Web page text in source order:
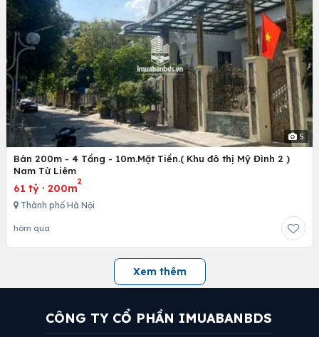
5
Bán 200m - 4 Tầng - 10m.Mặt Tiền.( Khu đô thị Mỹ Đình 2 )
Nam Từ Liêm
61 tỷ · 200m
2
Thành phố Hà Nội
hôm qua
Xem thêm
CÔNG TY CỔ PHẦN IMUABANBDS